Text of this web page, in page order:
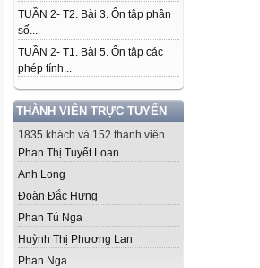
TUẦN 2- T2. Bài 3. Ôn tập phân
số...
TUẦN 2- T1. Bài 5. Ôn tập các
phép tính...
THÀNH VIÊN TRỰC TUYẾN
1835 khách và 152 thành viên
Phan Thị Tuyết Loan
Anh Long
Đoàn Đắc Hưng
Phan Tú Nga
Huỳnh Thị Phương Lan
Phan Nga